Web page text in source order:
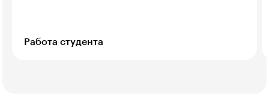
Работа студента